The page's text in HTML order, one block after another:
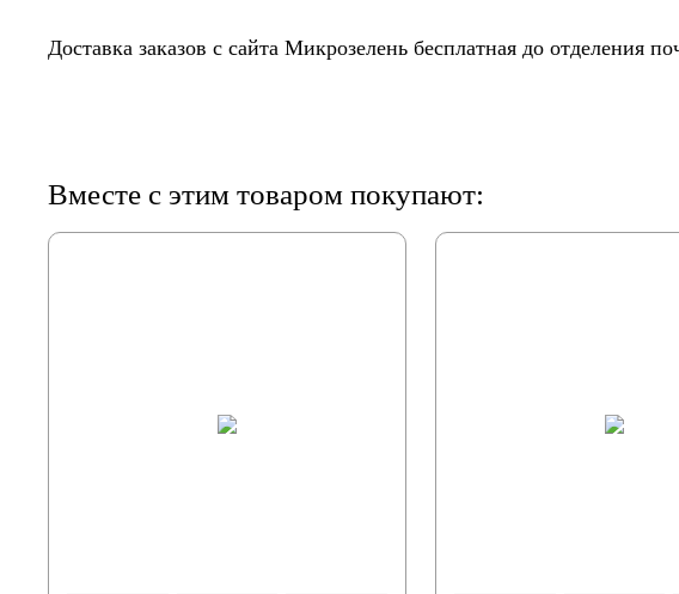
Доставка заказов c сайта Микрозелень бесплатная до отделения
Вместе с этим товаром покупают: